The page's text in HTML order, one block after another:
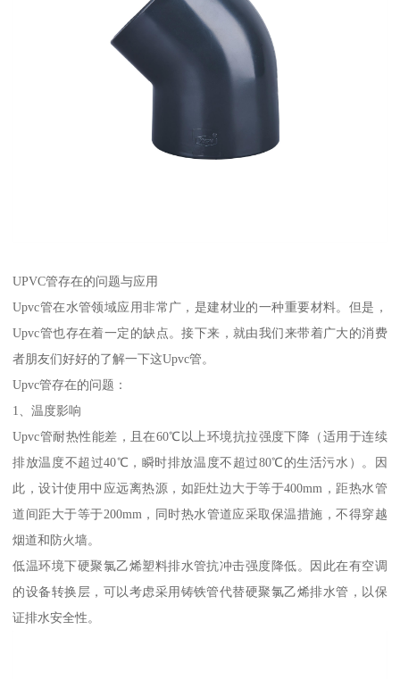
UPVC管存在的问题与应用
Upvc管在水管领域应用非常广，是建材业的一种重要材料。但是，
Upvc管也存在着一定的缺点。接下来，就由我们来带着广大的消费
者朋友们好好的了解一下这Upvc管。
Upvc管存在的问题：
1、温度影响
Upvc管耐热性能差，且在60℃以上环境抗拉强度下降（适用于连续
排放温度不超过40℃，瞬时排放温度不超过80℃的生活污水）。因
此，设计使用中应远离热源，如距灶边大于等于400mm，距热水管
道间距大于等于200mm，同时热水管道应采取保温措施，不得穿越
烟道和防火墙。
低温环境下硬聚氯乙烯塑料排水管抗冲击强度降低。因此在有空调
的设备转换层，可以考虑采用铸铁管代替硬聚氯乙烯排水管，以保
证排水安全性。